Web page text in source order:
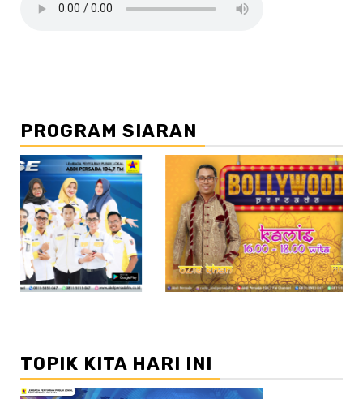
PROGRAM SIARAN
//2
TOPIK KITA HARI INI